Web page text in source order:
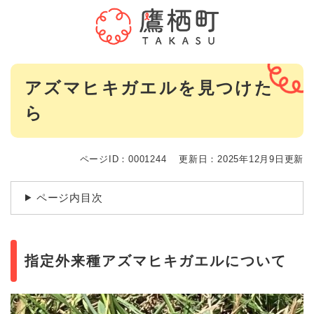
メニューを飛ばして本文へ
本
アズマヒキガエルを見つけた
ら
ページID：0001244 更新日：2025年12月9日更新
ページ内目次
指定外来種アズマヒキガエルについて